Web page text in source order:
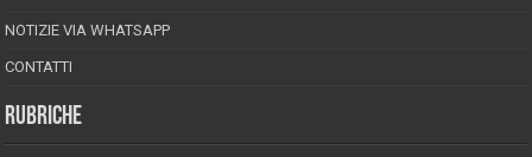
NOTIZIE VIA WHATSAPP
CONTATTI
RUBRICHE